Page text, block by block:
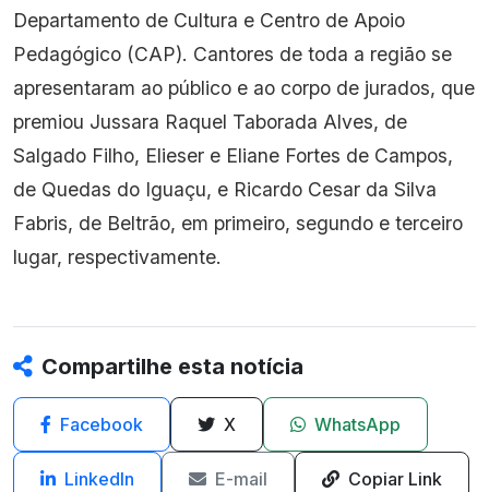
Departamento de Cultura e Centro de Apoio
Pedagógico (CAP). Cantores de toda a região se
apresentaram ao público e ao corpo de jurados, que
premiou Jussara Raquel Taborada Alves, de
Salgado Filho, Elieser e Eliane Fortes de Campos,
de Quedas do Iguaçu, e Ricardo Cesar da Silva
Fabris, de Beltrão, em primeiro, segundo e terceiro
lugar, respectivamente.
Compartilhe esta notícia
Facebook X WhatsApp
LinkedIn E-mail Copiar Link